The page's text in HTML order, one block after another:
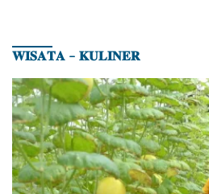
𝐖𝐈𝐒𝐀𝐓𝐀 – 𝐊𝐔𝐋𝐈𝐍𝐄𝐑